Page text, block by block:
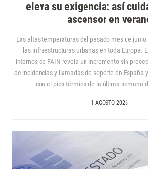
eleva su exigencia: así
ascensor en
Las altas temperaturas del pasado mes de junio
las infraestructuras urbanas en toda Europa.
internos de FAIN revela un incremento sin
de incidencias y llamadas de soporte en España
con el pico térmico de la última semana
1 AGOSTO 2026